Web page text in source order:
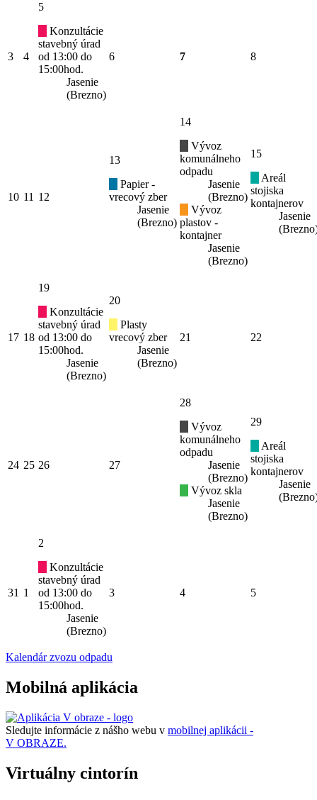
3 4
5
Konzultácie
stavebný úrad
od 13:00 do
15:00hod.
Jasenie
(Brezno)
6 7 8
10 11 12
13
Papier -
vrecový zber
Jasenie
(Brezno)
14
Vývoz
komunálneho
odpadu
Jasenie
(Brezno)
Vývoz
plastov -
kontajner
Jasenie
(Brezno)
15
Areál
stojiska
kontajnerov
Jasenie
17 18
19
Konzultácie
stavebný úrad
od 13:00 do
15:00hod.
Jasenie
(Brezno)
20
Plasty
vrecový zber
Jasenie
(Brezno)
21 22
24 25 26 27
28
Vývoz
komunálneho
odpadu
Jasenie
(Brezno)
Vývoz skla
Jasenie
(Brezno)
29
Areál
stojiska
kontajnerov
Jasenie
31 1
2
Konzultácie
stavebný úrad
od 13:00 do
15:00hod.
Jasenie
(Brezno)
3 4 5
Kalendár zvozu odpadu
Mobilná aplikácia
Sledujte informácie z nášho webu v mobilnej aplikácii -
V OBRAZE.
Virtuálny cintorín